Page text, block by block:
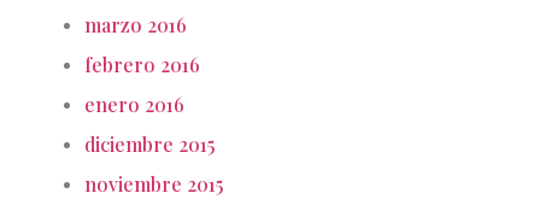
marzo 2016
febrero 2016
enero 2016
diciembre 2015
noviembre 2015